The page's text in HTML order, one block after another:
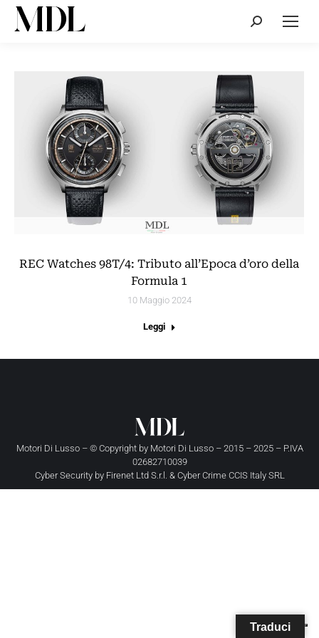
Cerca:
REC Watches 98T/4: Tributo all’Epoca d’oro della
Formula 1
10 Maggio 2024
Leggi
Motori Di Lusso – © Copyright by Motori Di Lusso– 2015 – 2025 – P.IVA
02682710039
Cyber Security by Firenet Ltd S.r.l. & Cyber Crime CCIS Italy SRL
Traduci